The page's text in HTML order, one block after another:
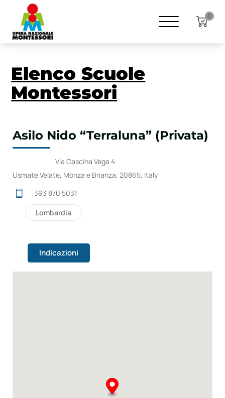
0
Elenco Scuole
Montessori
Asilo Nido “Terraluna” (Privata)
Via Cascina Vega 4
Usmate Velate, Monza e Brianza, 20865, Italy
393 870 5031
Lombardia
Indicazioni